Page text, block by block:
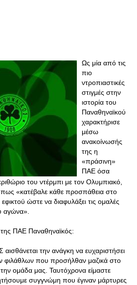
Ως μία από τις
πιο
ντροπιαστικές
στιγμές στην
ιστορία του
Παναθηναϊκού
χαρακτήρισε
μέσω
ανακοίνωσής
της η
«πράσινη»
ΠΑΕ όσα
του ντέρμπι με τον Ολυμπιακό,
πως «κατέβαλε κάθε προσπάθεια στο
ώστε να διαφυλάξει τις ομαλές
αγώνα».
ΠΑΕ Παναθηναϊκός:
την ανάγκη να ευχαριστήσει
φιλάθλων που προσήλθαν μαζικά στο
ομάδα μας. Ταυτόχρονα είμαστε
συγγνώμη που έγιναν μάρτυρες